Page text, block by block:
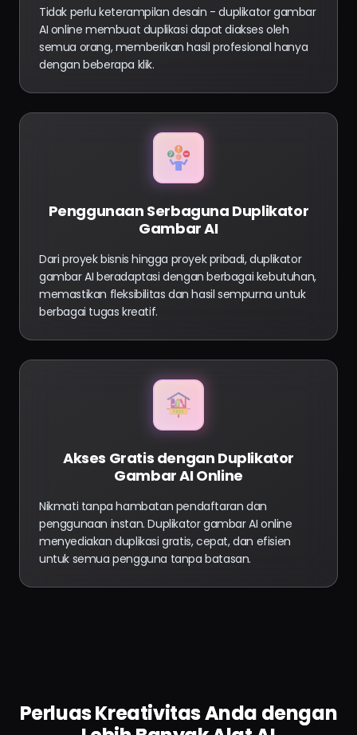
Tidak perlu keterampilan desain - duplikator gambar
AI online membuat duplikasi dapat diakses oleh
semua orang, memberikan hasil profesional hanya
dengan beberapa klik.
Penggunaan Serbaguna Duplikator
Gambar AI
Dari proyek bisnis hingga proyek pribadi, duplikator
gambar AI beradaptasi dengan berbagai kebutuhan,
memastikan fleksibilitas dan hasil sempurna untuk
berbagai tugas kreatif.
Akses Gratis dengan Duplikator
Gambar AI Online
Nikmati tanpa hambatan pendaftaran dan
penggunaan instan. Duplikator gambar AI online
menyediakan duplikasi gratis, cepat, dan efisien
untuk semua pengguna tanpa batasan.
Perluas Kreativitas Anda dengan